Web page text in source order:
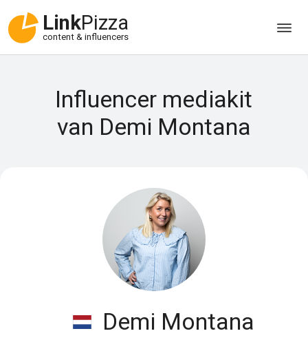
LinkPizza
content & influencers
Influencer mediakit
van Demi Montana
Demi Montana